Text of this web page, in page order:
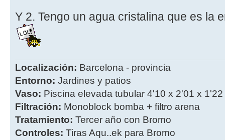
Y 2. Tengo un agua cristalina que es la
Localización: Barcelona - provincia
Entorno: Jardines y patios
Vaso: Piscina elevada tubular 4'10 x 2'01 x
Filtración: Monoblock bomba + filtro arena
Tratamiento: Tercer año con Bromo
Controles: Tiras Aqu..ek para Bromo